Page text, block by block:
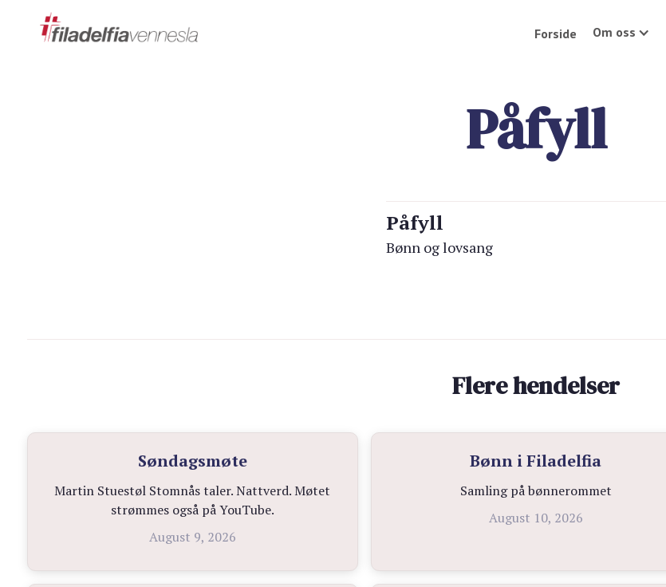
Forside Om oss
Påfyll
Påfyll
Bønn og lovsang
Flere hendelser
Søndagsmøte
Martin Stuestøl Stomnås taler. Nattverd. Møtet
strømmes også på YouTube.
August 9, 2026
Bønn i Filadelfia
Samling på bønnerommet
August 10, 2026